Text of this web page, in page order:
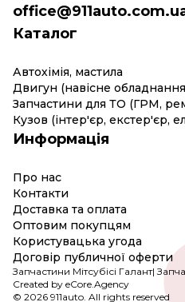
купити дешево" повинні
відсутності досвіду
придбання.
професійною допомогою і
продавця, який
Наш асортимент
Інтернет-магазин 911auto
нашому каталозі
відмінному стані. Ми
урахуванням
постійно в наявності:
Болти
Бризговики
Датчики
Дзеркала
Кліпси
Каталог
Автохімія, мастила
Двигун (навісне
Запчастини для ТО (ГРМ,
Кузов (інтер'єр, екстер'єр,
Информація
Про нас
Контакти
Доставка та оплата
Оптовим покупцям
Користувацька угода
Договір публичної оферти
Created by eCore.Agency
Запчастини Мітсубісі Галант|
© 2026 911auto. All rights reserved